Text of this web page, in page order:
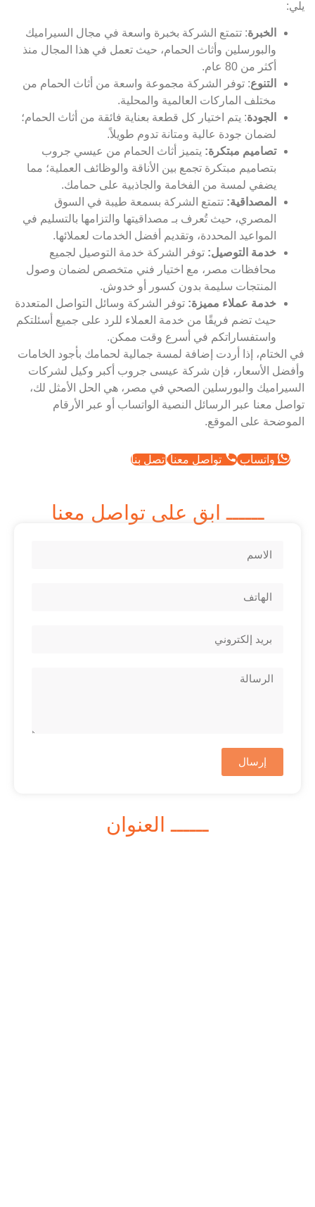
يلي:
الخبرة: تتمتع الشركة بخبرة واسعة في مجال السيراميك
والبورسلين وأثاث الحمام، حيث تعمل في هذا المجال منذ
أكثر من 80 عام.
التنوع: توفر الشركة مجموعة واسعة من أثاث الحمام من
مختلف الماركات العالمية والمحلية.
الجودة: يتم اختيار كل قطعة بعناية فائقة من أثاث الحمام؛
لضمان جودة عالية ومتانة تدوم طويلاً.
تصاميم مبتكرة: يتميز أثاث الحمام من عيسي جروب
بتصاميم مبتكرة تجمع بين الأناقة والوظائف العملية؛ مما
يضفي لمسة من الفخامة والجاذبية على حمامك.
المصداقية: تتمتع الشركة بسمعة طيبة في السوق
المصري، حيث تُعرف بـ مصداقيتها والتزامها بالتسليم في
المواعيد المحددة، وتقديم أفضل الخدمات لعملائها.
خدمة التوصيل: توفر الشركة خدمة التوصيل لجميع
محافظات مصر، مع اختيار فني متخصص لضمان وصول
المنتجات سليمة بدون كسور أو خدوش.
خدمة عملاء مميزة: توفر الشركة وسائل التواصل المتعددة
حيث تضم فريقًا من خدمة العملاء للرد على جميع أسئلتكم
واستفساراتكم في أسرع وقت ممكن.
في الختام، إذا أردت إضافة لمسة جمالية لحمامك بأجود الخامات
وأفضل الأسعار، فإن شركة عيسى جروب أكبر وكيل لشركات
السيراميك والبورسلين الصحي في مصر، هي الحل الأمثل لك،
تواصل معنا عبر الرسائل النصية الواتساب أو عبر الأرقام
الموضحة على الموقع.
واتساب تواصل معنا اتصل بنا
ــــــ ابق على تواصل معنا
إرسال
ــــــ العنوان